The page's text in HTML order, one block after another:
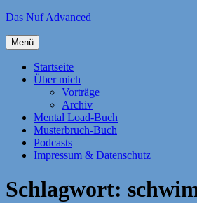
Zum
springen
Das Nuf Advanced
Menü
Startseite
Über mich
Vorträge
Archiv
Mental Load-Buch
Musterbruch-Buch
Podcasts
Impressum & Datenschutz
Schlagwort: